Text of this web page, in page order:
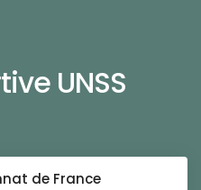
UNSS
de France